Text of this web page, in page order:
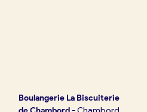
Boulangerie La Biscuiterie